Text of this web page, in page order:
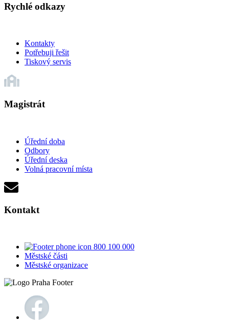
Rychlé odkazy
Kontakty
Potřebuji řešit
Tiskový servis
Magistrát
Úřední doba
Odbory
Úřední deska
Volná pracovní místa
Kontakt
800 100 000
Městské části
Městské organizace